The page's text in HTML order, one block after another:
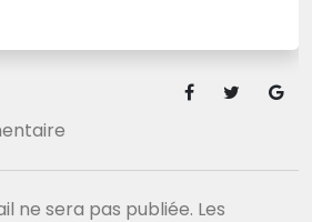
ne sera pas publiée. Les